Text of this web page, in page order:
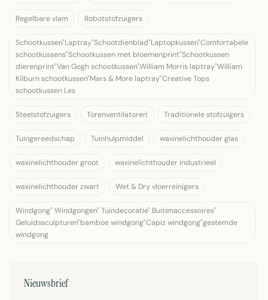
Regelbare vlam Robotstofzuigers
Schootkussen"Laptray"Schootdienblad"Laptopkussen"Comfortabele
schootkussens"Schootkussen met bloemenprint"Schootkussen
dierenprint"Van Gogh schootkussen"William Morris laptray"William
Kilburn schootkussen"Mars & More laptray"Creative Tops
schootkussen Les
Steelstofzuigers Torenventilatoren' Traditionele stofzuigers
Tuingereedschap Tuinhulpmiddel waxinelichthouder glas
waxinelichthouder groot waxinelichthouder industrieel
waxinelichthouder zwart Wet & Dry vloerreinigers
Windgong" Windgongen" Tuindecoratie" Buitenaccessoires"
Geluidssculpturen"bamboe windgong"Capiz windgong"gestemde
windgong
Nieuwsbrief